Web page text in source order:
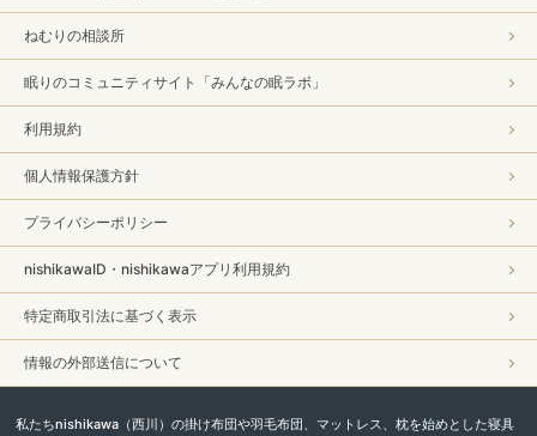
ねむりの相談所
眠りのコミュニティサイト「みんなの眠ラボ」
利用規約
個人情報保護方針
プライバシーポリシー
nishikawaID・nishikawaアプリ利用規約
特定商取引法に基づく表示
情報の外部送信について
私たちnishikawa（西川）の掛け布団や羽毛布団、マットレス、枕を始めとした寝具